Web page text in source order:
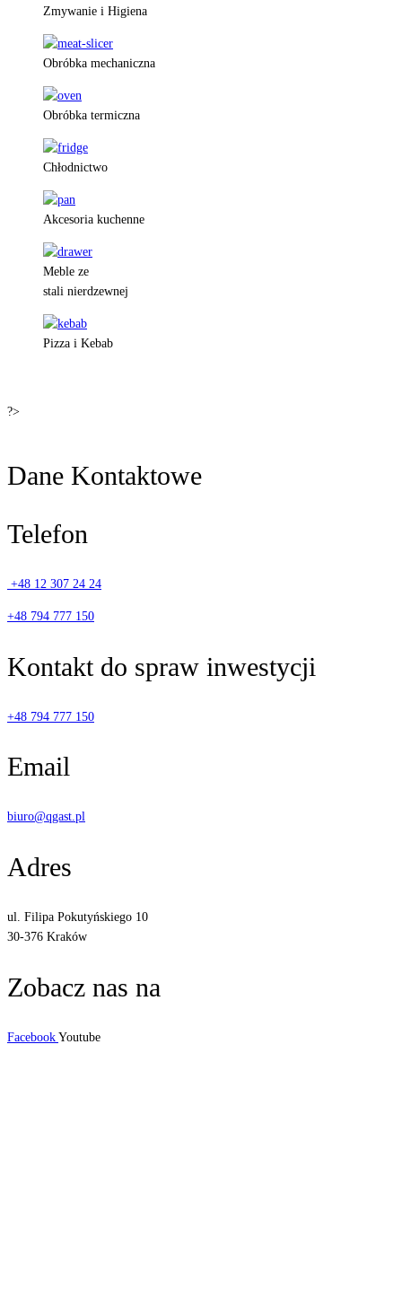
Zmywanie i Higiena
Obróbka mechaniczna
Obróbka termiczna
Chłodnictwo
Akcesoria kuchenne
Meble ze
stali nierdzewnej
Pizza i Kebab
?>
Dane Kontaktowe
Telefon
+48 12 307 24 24
+48 794 777 150
Kontakt do spraw inwestycji
+48 794 777 150
Email
biuro@qgast.pl
Adres
ul. Filipa Pokutyńskiego 10
30-376 Kraków
Zobacz nas na
Facebook Youtube